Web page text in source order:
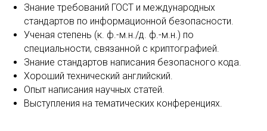
Знание требований ГОСТ и международных
стандартов по информационной безопасности.
Ученая степень (к. ф.-м.н./д. ф.-м.н.) по
специальности, связанной с криптографией.
Знание стандартов написания безопасного кода.
Хороший технический английский.
Опыт написания научных статей.
Выступления на тематических конференциях.